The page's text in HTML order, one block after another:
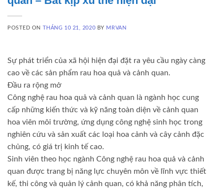
POSTED ON THÁNG 10 21, 2020 BY MRVAN
Sự phát triển của xã hội hiện đại đặt ra yêu cầu ngày càng
cao về các sản phẩm rau hoa quả và cảnh quan.
Đầu ra rộng mở
Công nghệ rau hoa quả và cảnh quan là ngành học cung
cấp những kiến thức và kỹ năng toàn diện về cảnh quan
hoa viên môi trường, ứng dụng công nghệ sinh học trong
nghiên cứu và sản xuất các loại hoa cảnh và cây cảnh đặc
chủng, có giá trị kinh tế cao.
Sinh viên theo học ngành Công nghệ rau hoa quả và cảnh
quan được trang bị năng lực chuyên môn về lĩnh vực thiết
kế, thi công và quản lý cảnh quan, có khả năng phân tích,